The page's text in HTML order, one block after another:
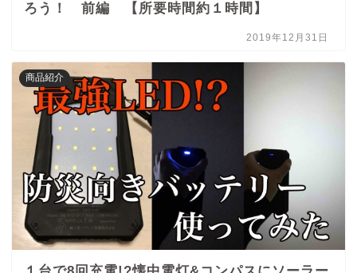
ろう！ 前編 【所要時間約１時間】
2019年12月31日
商品紹介